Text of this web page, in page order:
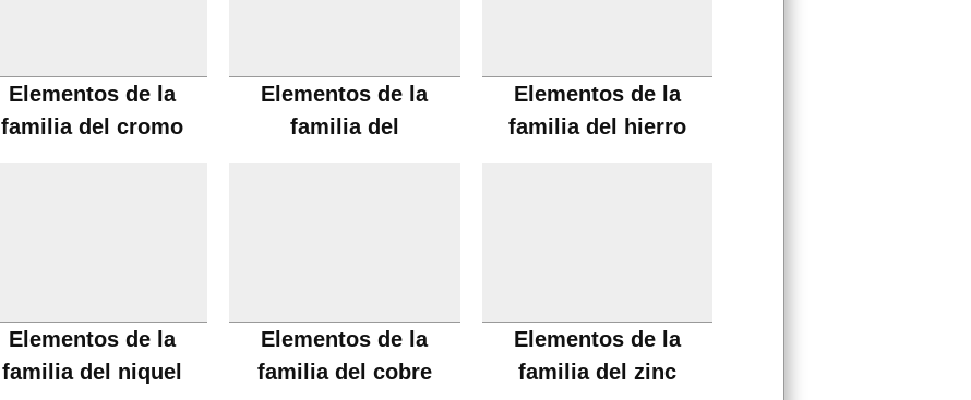
Elementos de la
familia del cromo
Elementos de la
familia del
Elementos de la
familia del hierro
Elementos de la
familia del niquel
Elementos de la
familia del cobre
Elementos de la
familia del zinc